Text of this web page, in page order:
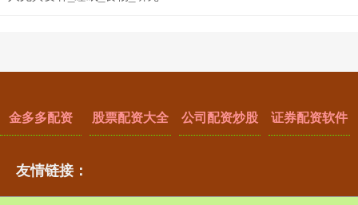
金多多配资 股票配资大全 公司配资炒股 证券配资软件
友情链接：